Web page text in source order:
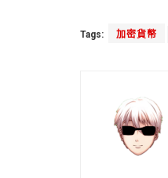
Tags: 加密貨幣